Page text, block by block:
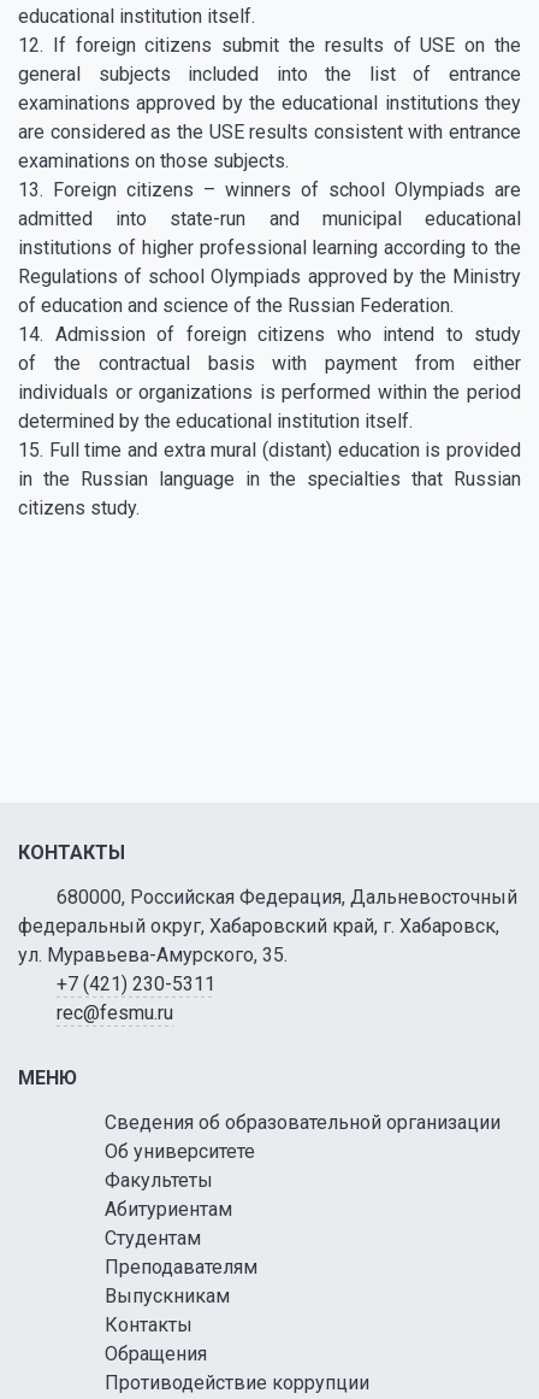
educational institution itself.
12. If foreign citizens submit the results of USE on the
general subjects included into the list of entrance
examinations approved by the educational institutions they
are considered as the USE results consistent with entrance
examinations on those subjects.
13. Foreign citizens – winners of school Olympiads are
admitted into state-run and municipal educational
institutions of higher professional learning according to the
Regulations of school Olympiads approved by the Ministry
of education and science of the Russian Federation.
14. Admission of foreign citizens who intend to study
of the contractual basis with payment from either
individuals or organizations is performed within the period
determined by the educational institution itself.
15. Full time and extra mural (distant) education is provided
in the Russian language in the specialties that Russian
citizens study.
КОНТАКТЫ
680000, Российская Федерация, Дальневосточный
федеральный округ, Хабаровский край, г. Хабаровск,
ул. Муравьева-Амурского, 35.
+7 (421) 230-5311
rec@fesmu.ru
МЕНЮ
Сведения об образовательной организации
Об университете
Факультеты
Абитуриентам
Студентам
Преподавателям
Выпускникам
Контакты
Обращения
Противодействие коррупции